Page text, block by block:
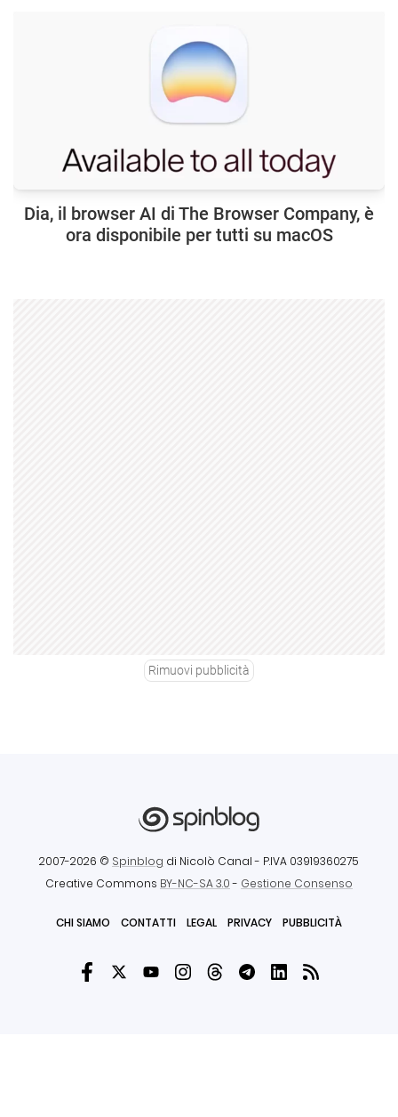
Dia, il browser AI di The Browser Company, è
ora disponibile per tutti su macOS
Rimuovi pubblicità
2007-2026 © Spinblog di Nicolò Canal - P.IVA 03919360275
Creative Commons BY-NC-SA 3.0- Gestione Consenso
CHI SIAMO CONTATTI LEGAL PRIVACY PUBBLICITÀ